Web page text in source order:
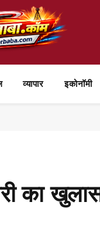
व्यापार ⁠इकोनॉमी
का